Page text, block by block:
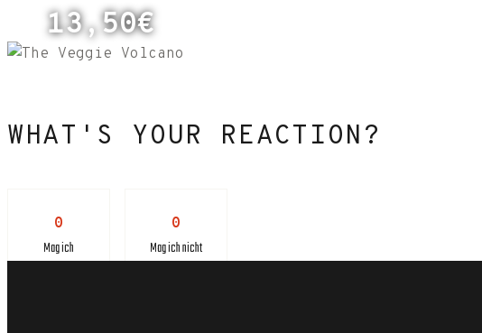
13,50€
WHAT'S YOUR REACTION?
0
Mag ich
0
Mag ich nicht